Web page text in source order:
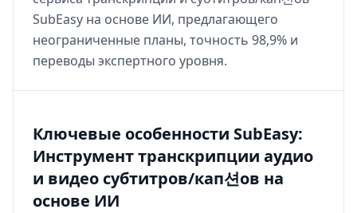
SubEasy на основе ИИ, предлагающего
неограниченные планы, точность 98,9% и
переводы экспертного уровня.
Ключевые особенности SubEasy:
Инструмент транскрипции аудио
и видео субтитров/кап션ов на
основе ИИ